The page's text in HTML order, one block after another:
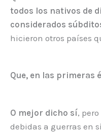
todos los nativos de
considerados
hicieron otros países
Que, en las primeras
O mejor dicho sí,
debidas a guerras en